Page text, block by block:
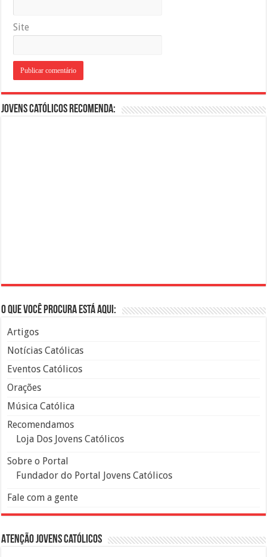
Site
Jovens Católicos Recomenda:
O que você procura está aqui:
Artigos
Notícias Católicas
Eventos Católicos
Orações
Música Católica
Recomendamos
Loja Dos Jovens Católicos
Sobre o Portal
Fundador do Portal Jovens Católicos
Fale com a gente
Atenção Jovens Católicos